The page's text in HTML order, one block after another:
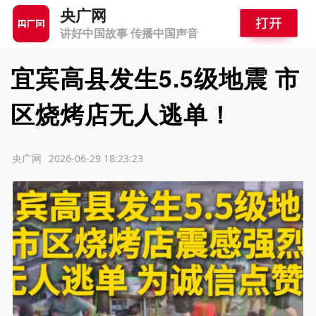
央广网
讲好中国故事 传播中国声音
宜宾高县发生5.5级地震 市
区烧烤店无人逃单！
2026-06-29 18:23:23
央广网